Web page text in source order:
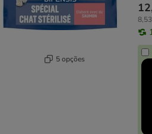
5 opções